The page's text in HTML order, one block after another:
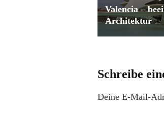
Valencia –
Architektur
Schreibe
Deine E-Mail-